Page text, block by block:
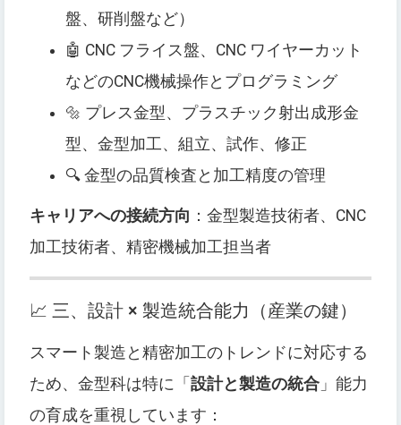
盤、研削盤など）
🤖 CNC フライス盤、CNC ワイヤーカット
などのCNC機械操作とプログラミング
🔩 プレス金型、プラスチック射出成形金
型、金型加工、組立、試作、修正
🔍 金型の品質検査と加工精度の管理
キャリアへの接続方向 ：金型製造技術者、CNC
加工技術者、精密機械加工担当者
📈 三、設計 × 製造統合能力（産業の鍵）
スマート製造と精密加工のトレンドに対応する
ため、金型科は特に「 設計と製造の統合 」能力
の育成を重視しています：